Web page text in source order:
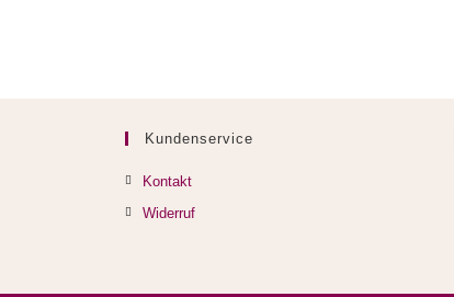
Kundenservice
Kontakt
Widerruf